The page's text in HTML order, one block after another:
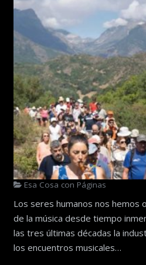
Esa Cosa con Páginas
Los seres humanos nos hemos
de la música desde tiempo
las tres últimas décadas la
los encuentros musicales…